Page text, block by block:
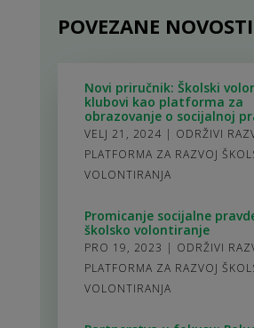
POVEZANE NOVOSTI
Novi priručnik: Školski
klubovi kao platforma za
obrazovanje o socijalnoj
VELJ 21, 2024 | ODRŽIVI
PLATFORMA ZA RAZVOJ
VOLONTIRANJA
Promicanje socijalne
školsko volontiranje
PRO 19, 2023 | ODRŽIVI
PLATFORMA ZA RAZVOJ
VOLONTIRANJA